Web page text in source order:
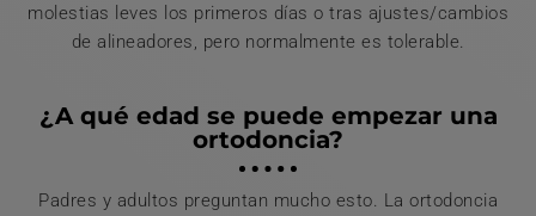
molestias leves los primeros días o tras ajustes/cambios
de alineadores, pero normalmente es tolerable.
¿A qué edad se puede empezar una
ortodoncia?
Padres y adultos preguntan mucho esto. La ortodoncia